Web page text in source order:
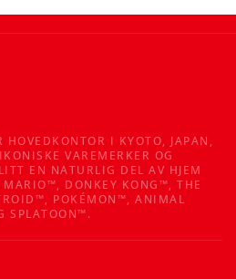
I KYOTO, JAPAN,
VAREMERKER OG
EN NATURLIG DEL AV HJEM
MARIO™, DONKEY KONG™, THE
POKÉMON™, ANIMAL
SPLATOON™.